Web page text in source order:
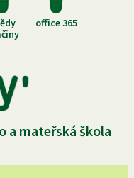
office 365
a mateřská škola